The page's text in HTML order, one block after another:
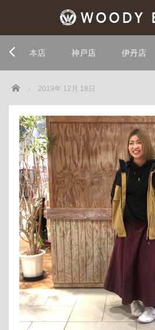
本店 神戸店 伊丹店
Home 2019年 12月 18日